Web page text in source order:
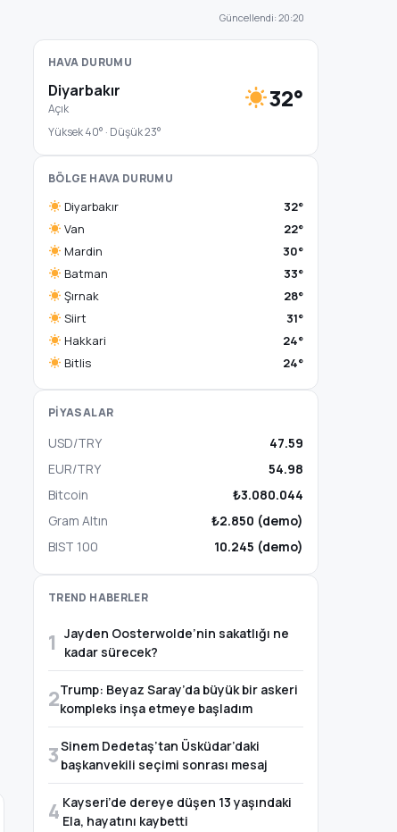
Güncellendi: 20:20
HAVA DURUMU
Diyarbakır
Açık 32°
Yüksek 40° · Düşük 23°
BÖLGE HAVA DURUMU
Diyarbakır
32°
Van
22°
Mardin
30°
Batman
33°
Şırnak
28°
Siirt
31°
Hakkari
24°
Bitlis
24°
PİYASALAR
USD/TRY
47.59
EUR/TRY
54.98
Bitcoin
₺3.080.044
Gram Altın
₺2.850 (demo)
BIST 100
10.245 (demo)
TREND HABERLER
1 Jayden Oosterwolde’nin sakatlığı ne
kadar sürecek?
2Trump: Beyaz Saray’da büyük bir askeri
kompleks inşa etmeye başladım
3Sinem Dedetaş’tan Üsküdar’daki
başkanvekili seçimi sonrası mesaj
4 Kayseri’de dereye düşen 13 yaşındaki
Ela, hayatını kaybetti